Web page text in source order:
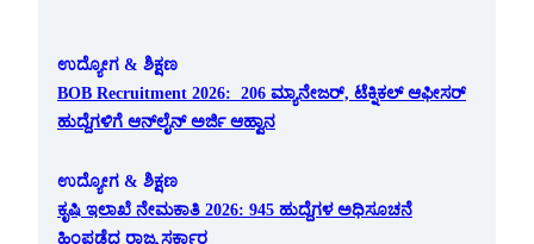
ಉದ್ಯೋಗ & ಶಿಕ್ಷಣ
BOB Recruitment 2026: 206 ಮ್ಯಾನೇಜರ್, ಟೆಕ್ನಿಕಲ್ ಆಫೀಸರ್
ಹುದ್ದೆಗಳಿಗೆ ಆನ್‌ಲೈನ್ ಅರ್ಜಿ ಆಹ್ವಾನ
ಉದ್ಯೋಗ & ಶಿಕ್ಷಣ
ಕೃಷಿ ಇಲಾಖೆ ನೇಮಕಾತಿ 2026: 945 ಹುದ್ದೆಗಳ ಅಧಿಸೂಚನೆ
ಹಿಂಪಡೆದ ರಾಜ್ಯ ಸರ್ಕಾರ